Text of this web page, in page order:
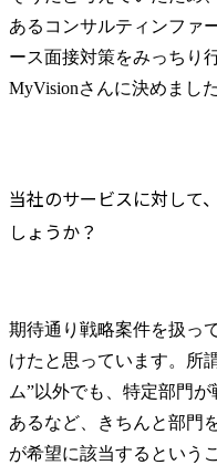
あるコンサルティンファ
ース面接対策をみっちり
MyVisionさんに決めました
当社のサービスに対して
しょうか？
期待通り戦略案件を扱っ
けたと思っています。所
ム”以外でも、特定部門
あるなど、きちんと部門
が希望に該当するという